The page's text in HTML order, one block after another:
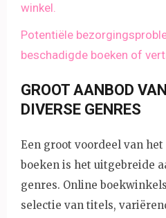
winkel.
Potentiële
beschadigde boeken of
GROOT AANBOD
DIVERSE GENRES
Een groot voordeel van
boeken is het uitgebreide
genres. Online
selectie van titels,